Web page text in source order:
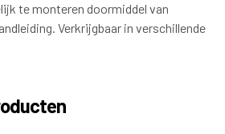
te monteren doormiddel van
Verkrijgbaar in verschillende